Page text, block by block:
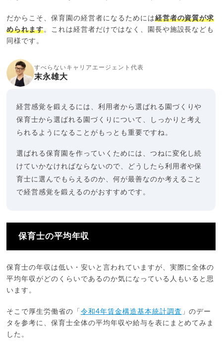
だからこそ、保育園の経営者になるためには経営者の資質が求
められます。これは経営者だけではなく、園長や施設長なども
同様です。
すべらないキャリアエージェント代表
末永雄大
経営感覚を鍛えるには、利用者から選ばれる園づくりや
保育士から選ばれる園づくりについて、しっかりと考え
られるようになることがもっとも重要ですね。
選ばれる保育園を作っていくためには、つねに変化し続
けていかなければならないので、どうしたら利用者や保
育士に選んでもらえるのか、何が最善なのか考えること
で経営感覚を鍛えるのがおすすめです。
保育士の平均年収
保育士の年収は低い・安いと言われていますが、実際に全体の
平均年収がどのくらいであるのか気になっている人もいると思
います。
そこで厚生労働省の「令和4年賃金構造基本統計調査 」のデー
タを参考に、保育士全体の平均年収や給与を表にまとめてみま
した。